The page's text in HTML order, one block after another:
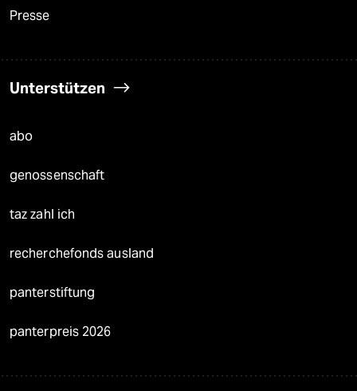
Presse
Unterstützen
abo
genossenschaft
taz zahl ich
recherchefonds ausland
panterstiftung
panterpreis 2026